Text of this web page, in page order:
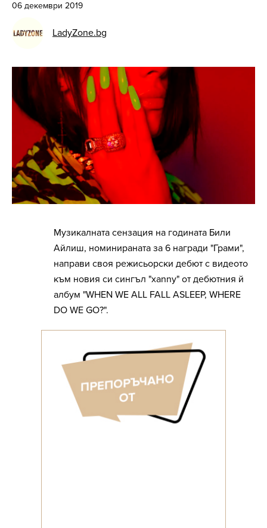
06 декември 2019
LadyZone.bg
Музикалната сензация на годината Били
Айлиш, номинираната за 6 награди "Грами",
направи своя режисьорски дебют с видеото
към новия си сингъл "xanny" от дебютния й
албум "WHEN WE ALL FALL ASLEEP, WHERE
DO WE GO?".